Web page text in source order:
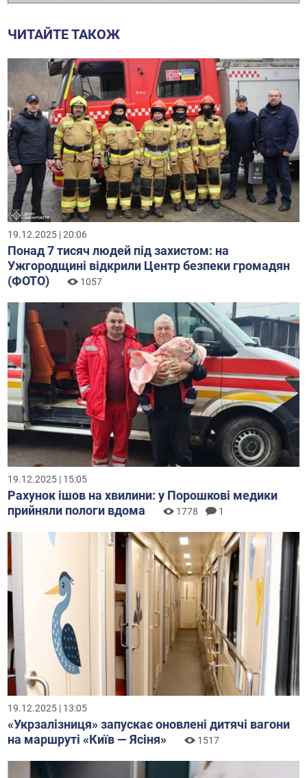
ЧИТАЙТЕ ТАКОЖ
19.12.2025 | 20:06
Понад 7 тисяч людей під захистом: на
Ужгородщині відкрили Центр безпеки громадян
(ФОТО)
1057
19.12.2025 | 15:05
Рахунок ішов на хвилини: у Порошкові медики
прийняли пологи вдома
1778 1
19.12.2025 | 13:05
«Укрзалізниця» запускає оновлені дитячі вагони
на маршруті «Київ — Ясіня»
1517